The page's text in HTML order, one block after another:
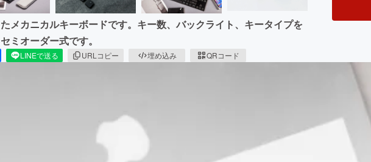
メカニカルキーボードです。キー数、バックライト、キータイプを
ミオーダー式です。
LINEで送る URLコピー 埋め込み QRコード